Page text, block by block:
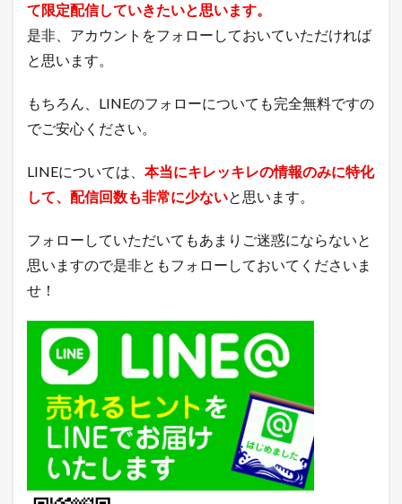
て限定配信していきたいと思います。
是非、アカウントをフォローしておいていただければ
と思います。
もちろん、LINEのフォローについても完全無料ですの
でご安心ください。
LINEについては、 本当にキレッキレの情報のみに特化
して、配信回数も非常に少ないと思います。
フォローしていただいてもあまりご迷惑にならないと
思いますので是非ともフォローしておいてくださいま
せ！